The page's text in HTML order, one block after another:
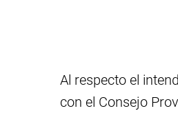
Al respecto el
con el Consejo